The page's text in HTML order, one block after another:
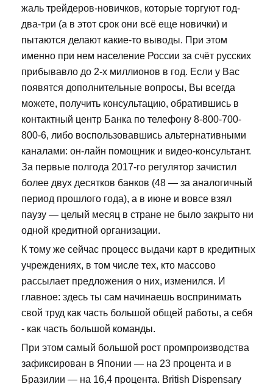
жаль трейдеров-новичков, которые торгуют год-
два-три (а в этот срок они всё еще новички) и
пытаются делают какие-то выводы. При этом
именно при нем население России за счёт русских
прибывавло до 2-х миллионов в год. Если у Вас
появятся дополнительные вопросы, Вы всегда
можете, получить консультацию, обратившись в
контактный центр Банка по телефону 8-800-700-
800-6, либо воспользовавшись альтернативными
каналами: он-лайн помощник и видео-консультант.
За первые полгода 2017-го регулятор зачистил
более двух десятков банков (48 — за аналогичный
период прошлого года), а в июне и вовсе взял
паузу — целый месяц в стране не было закрыто ни
одной кредитной организации.
К тому же сейчас процесс выдачи карт в кредитных
учреждениях, в том числе тех, кто массово
рассылает предложения о них, изменился. И
главное: здесь ты сам начинаешь воспринимать
свой труд как часть большой общей работы, а себя
- как часть большой команды.
При этом самый большой рост промпроизводства
зафиксирован в Японии — на 23 процента и в
Бразилии — на 16,4 процента. British Dispensary